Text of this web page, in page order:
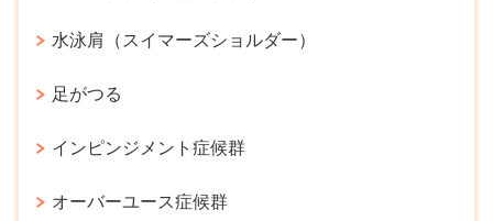
水泳肩（スイマーズショルダー）
足がつる
インピンジメント症候群
オーバーユース症候群